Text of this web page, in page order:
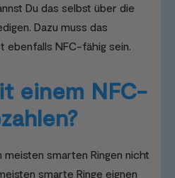
Du das selbst über die
Dazu muss das
ebenfalls NFC-fähig sein.
einem NFC-
smarten Ringen nicht
smarte Ringe eignen